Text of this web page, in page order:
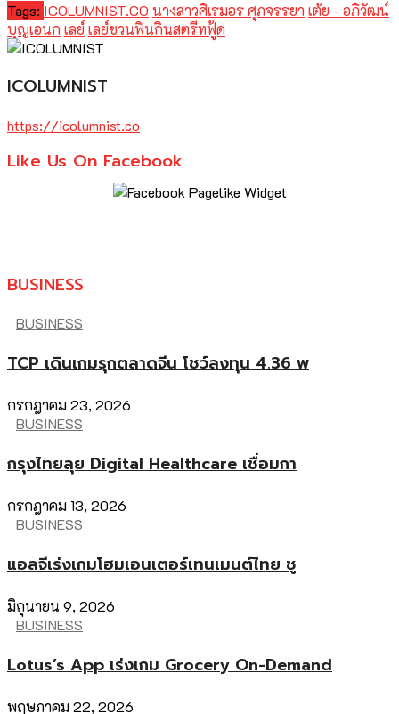
Tags: ICOLUMNIST.CO นางสาวศิเรมอร ศุภจรรยา เต้ย - อภิวัฒน์
บุญเอนก เลย์เลย์ชวนฟินกินสตรีทฟู้ด
ICOLUMNIST
https://icolumnist.co
Like Us On Facebook
BUSINESS
BUSINESS
TCP เดินเกมรุกตลาดจีน โชว์ลงทุน 4.36 พ
กรกฎาคม 23, 2026
BUSINESS
กรุงไทยลุย Digital Healthcare เชื่อมกา
กรกฎาคม 13, 2026
BUSINESS
แอลจีเร่งเกมโฮมเอนเตอร์เทนเมนต์ไทย ชู
มิถุนายน 9, 2026
BUSINESS
Lotus’s App เร่งเกม Grocery On-Demand
พฤษภาคม 22, 2026